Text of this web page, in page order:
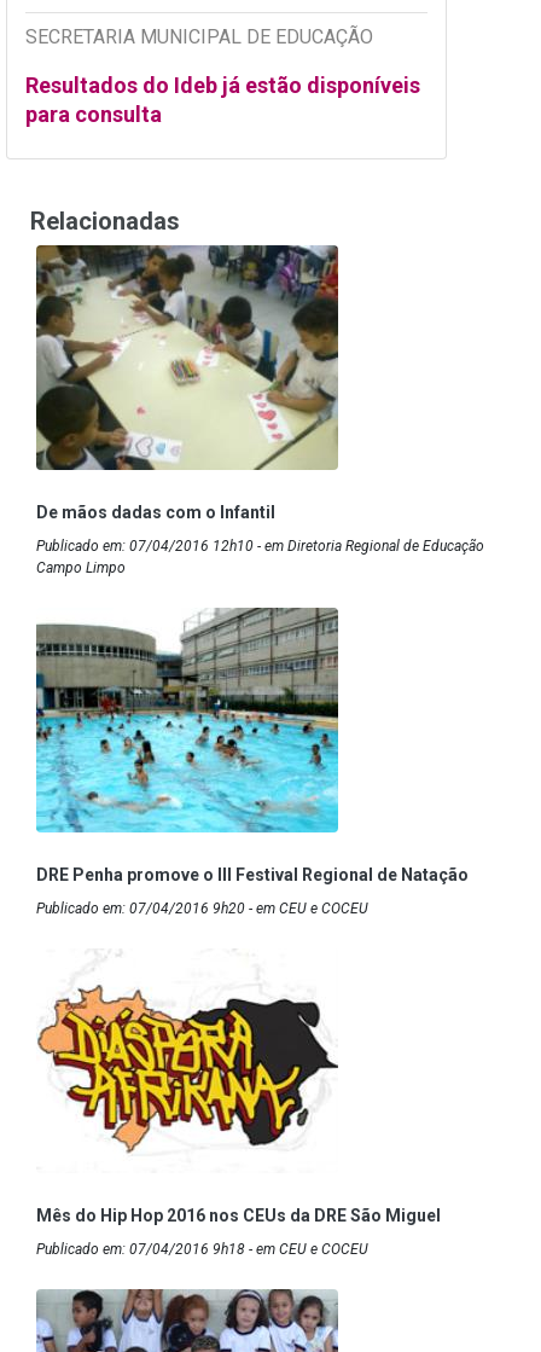
SECRETARIA MUNICIPAL DE EDUCAÇÃO
Resultados do Ideb já estão disponíveis
para consulta
Relacionadas
De mãos dadas com o Infantil
Publicado em: 07/04/2016 12h10 - em Diretoria Regional de Educação
Campo Limpo
DRE Penha promove o III Festival Regional de Natação
Publicado em: 07/04/2016 9h20 - em CEU e COCEU
Mês do Hip Hop 2016 nos CEUs da DRE São Miguel
Publicado em: 07/04/2016 9h18 - em CEU e COCEU